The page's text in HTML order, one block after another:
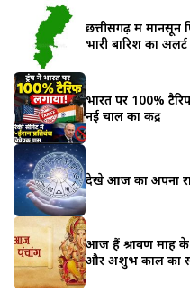
छत्तीसगढ़ में मानसून
भारी बारिश का अलर्ट
भारत पर 100%
नई चाल का केंद्र
देखे आज का अपना
आज हैं श्रावण माह
और अशुभ काल का